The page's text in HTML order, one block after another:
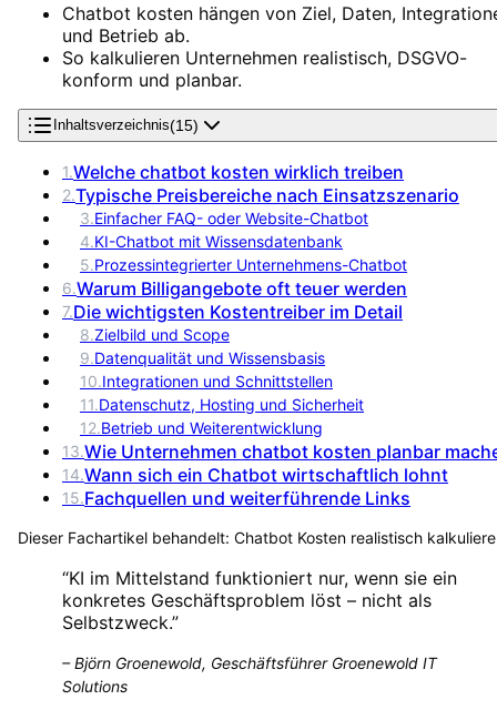
Chatbot kosten hängen von Ziel, Daten,
und Betrieb ab.
So kalkulieren Unternehmen realistisch, DSGVO-
konform und planbar.
Inhaltsverzeichnis(15)
1.Welche chatbot kosten wirklich treiben
2.Typische Preisbereiche nach Einsatzszenario
3.Einfacher FAQ- oder Website-Chatbot
4.KI-Chatbot mit Wissensdatenbank
5.Prozessintegrierter Unternehmens-Chatbot
6.Warum Billigangebote oft teuer werden
7.Die wichtigsten Kostentreiber im Detail
8.Zielbild und Scope
9.Datenqualität und Wissensbasis
10.Integrationen und Schnittstellen
11.Datenschutz, Hosting und Sicherheit
12.Betrieb und Weiterentwicklung
13.Wie Unternehmen chatbot kosten planbar
14.Wann sich ein Chatbot wirtschaftlich lohnt
15.Fachquellen und weiterführende Links
Dieser Fachartikel behandelt: Chatbot Kosten realistisch
“KI im Mittelstand funktioniert nur, wenn sie ein
konkretes Geschäftsproblem löst – nicht als
Selbstzweck.”
–Björn Groenewold, Geschäftsführer Groenewold IT
Solutions